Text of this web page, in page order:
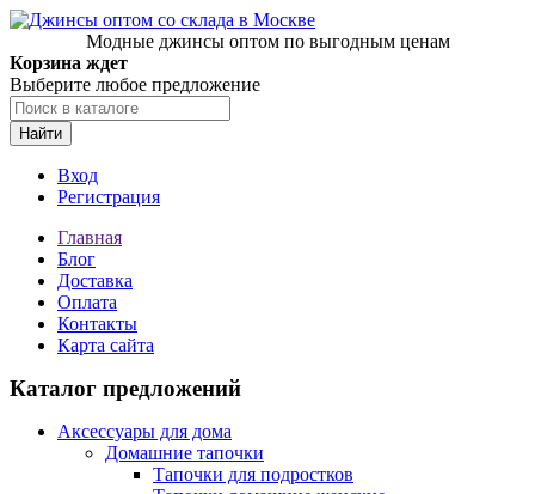
Модные джинсы оптом по выгодным ценам
Корзина ждет
Выберите любое предложение
Найти
Вход
Регистрация
Главная
Блог
Доставка
Оплата
Контакты
Карта сайта
Каталог предложений
Аксессуары для дома
Домашние тапочки
Тапочки для подростков